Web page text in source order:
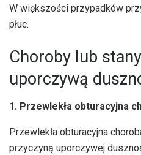
W większości przypadków
płuc.
Choroby lub
uporczywą
1. Przewlekła obturacyjna
Przewlekła obturacyjna
przyczyną uporczywej